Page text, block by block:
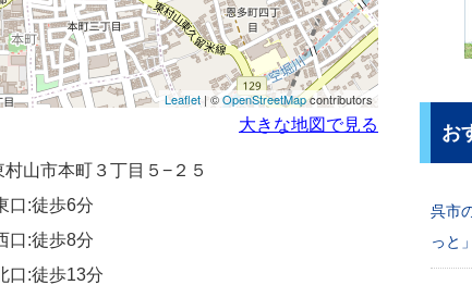
Leaflet | ©OpenStreetMapcontributors
大きな地図で見る
山市本町３丁目５−２５
口:徒歩6分
口:徒歩8分
口:徒歩13分
お
呉市
っと」